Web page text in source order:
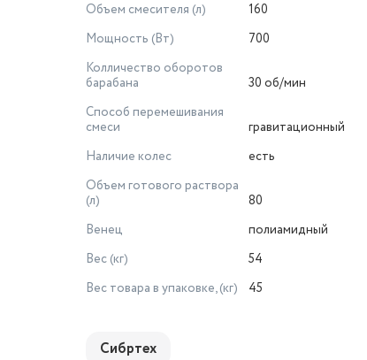
Объем смесителя (л)
160
Мощность (Вт)
700
Колличество оборотов
барабана
30 об/мин
Способ перемешивания
смеси
гравитационный
Наличие колес
есть
Объем готового раствора
(л)
80
Венец
полиамидный
Вес (кг)
54
Вес товара в упаковке, (кг)
45
Сибртех